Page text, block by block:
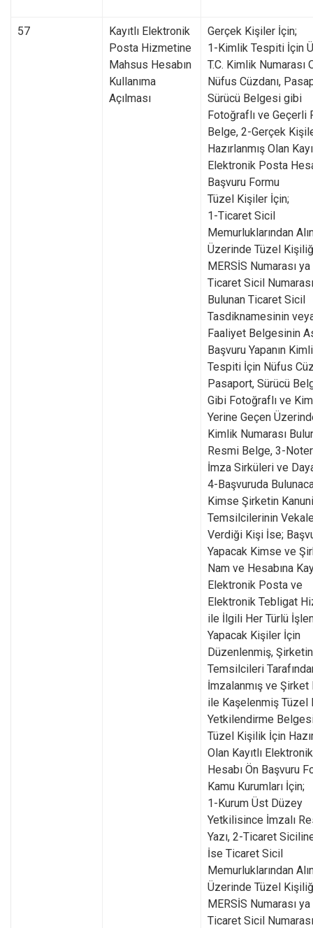
57
Kayıtlı Elektronik
Posta Hizmetine
Mahsus Hesabın
Kullanıma
Açılması
Gerçek Kişiler İçin;
1-Kimlik Tespiti İçin
T.C. Kimlik Numarası
Nüfus Cüzdanı,
Sürücü Belgesi gibi
Fotoğraflı ve Geçerli
Belge, 2-Gerçek
Hazırlanmış Olan
Elektronik Posta
Başvuru Formu
Tüzel Kişiler İçin;
1-Ticaret Sicil
Memurluklarından
Üzerinde Tüzel
MERSİS Numarası ya
Ticaret Sicil Numarası
Bulunan Ticaret Sicil
Tasdiknamesinin
Faaliyet Belgesinin
Başvuru Yapanın
Tespiti İçin Nüfus
Pasaport, Sürücü
Gibi Fotoğraflı ve
Yerine Geçen
Kimlik Numarası
Resmi Belge, 3-Noter
İmza Sirküleri ve
4-Başvuruda
Kimse Şirketin Kanuni
Temsilcilerinin
Verdiği Kişi İse;
Yapacak Kimse ve
Nam ve Hesabına
Elektronik Posta ve
Elektronik Tebligat
ile İlgili Her Türlü
Yapacak Kişiler İçin
Düzenlenmiş,
Temsilcileri
İmzalanmış ve Şirket
ile Kaşelenmiş Tüzel
Yetkilendirme
Tüzel Kişilik İçin
Olan Kayıtlı
Hesabı Ön Başvuru
Kamu Kurumları İçin;
1-Kurum Üst Düzey
Yetkilisince İmzalı
Yazı, 2-Ticaret
İse Ticaret Sicil
Memurluklarından
Üzerinde Tüzel
MERSİS Numarası ya
Ticaret Sicil Numarası